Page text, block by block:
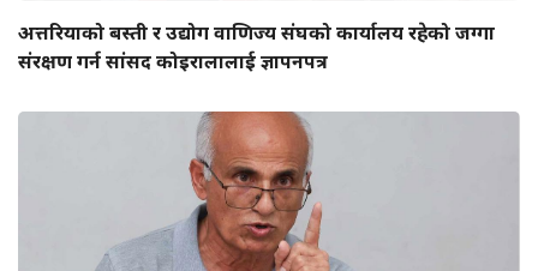
अत्तरियाको बस्ती र उद्योग वाणिज्य संघको कार्यालय रहेको जग्गा
संरक्षण गर्न सांसद कोइरालालाई ज्ञापनपत्र